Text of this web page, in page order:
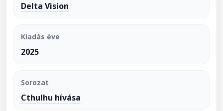
Delta Vision
Kiadás éve
2025
Sorozat
Cthulhu hívása